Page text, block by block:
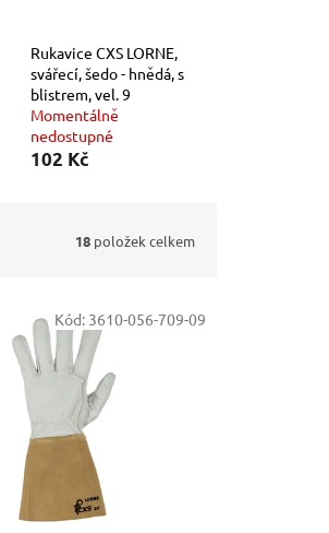
Rukavice CXS LORNE,
svářecí, šedo - hnědá, s
blistrem, vel. 9
Momentálně
nedostupné
102 Kč
18 položek celkem
Kód: 3610-056-709-09